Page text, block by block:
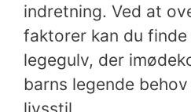
indretning. Ved at
faktorer kan du
legegulv, der
barns legende
livsstil.